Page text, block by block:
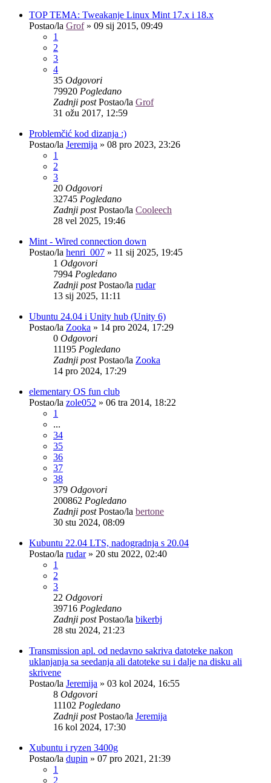
TOP TEMA: Tweakanje Linux Mint 17.x i 18.x
Postao/la Grof» 09 sij 2015, 09:49
1
2
3
4
35 Odgovori
79920 Pogledano
Zadnji postPostao/la Grof
31 ožu 2017, 12:59
Problemčić kod dizanja :)
Postao/la Jeremija » 08 pro 2023, 23:26
1
2
3
20 Odgovori
32745 Pogledano
Zadnji postPostao/la Cooleech
28 vel 2025, 19:46
Mint - Wired connection down
Postao/la henri_007 » 11 sij 2025, 19:45
1 Odgovori
7994 Pogledano
Zadnji postPostao/la rudar
13 sij 2025, 11:11
Ubuntu 24.04 i Unity hub (Unity 6)
Postao/la Zooka » 14 pro 2024, 17:29
0 Odgovori
11195 Pogledano
Zadnji postPostao/la Zooka
14 pro 2024, 17:29
elementary OS fun club
Postao/la zole052 » 06 tra 2014, 18:22
1
...
34
35
36
37
38
379 Odgovori
200862 Pogledano
Zadnji postPostao/la bertone
30 stu 2024, 08:09
Kubuntu 22.04 LTS, nadogradnja s 20.04
Postao/la rudar» 20 stu 2022, 02:40
1
2
3
22 Odgovori
39716 Pogledano
Zadnji postPostao/la bikerbj
28 stu 2024, 21:23
Transmission apl. od nedavno sakriva datoteke nakon
uklanjanja sa seedanja ali datoteke su i dalje na disku ali
skrivene
Postao/la Jeremija » 03 kol 2024, 16:55
8 Odgovori
11102 Pogledano
Zadnji postPostao/la Jeremija
16 kol 2024, 17:30
Xubuntu i ryzen 3400g
Postao/la dupin » 07 pro 2021, 21:39
1
2